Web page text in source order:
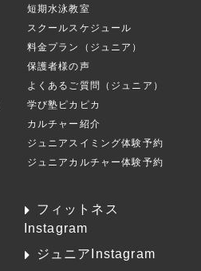
短期水泳教室
スクールスケジュール
料金プラン（ジュニア）
保護者様の声
よくあるご質問（ジュニア）
学び塾ピカピカ
カルチャー紹介
ジュニアスイミング体験予約
ジュニアカルチャー体験予約
フィットネス
Instagram
ジュニアInstagram